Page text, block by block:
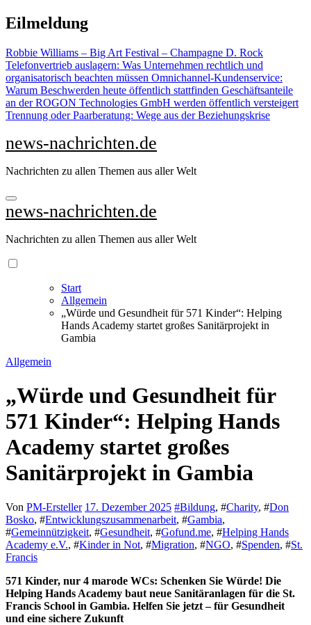
Zu
Inhalten
Eilmeldung
Robbie Williams – Big Art Festival – Champagne D. Rock
Telefonvertrieb auslagern: Was Unternehmen rechtlich und
organisatorisch beachten müssen Omnichannel-Kundenservice:
Warum Beschwerden heute öffentlich stattfinden Geschäftsanteile
an der ROGON Technologies GmbH werden öffentlich versteigert
Trennung oder Paarberatung: Wege aus der Beziehungskrise
news-nachrichten.de
Nachrichten zu allen Themen aus aller Welt
news-nachrichten.de
Nachrichten zu allen Themen aus aller Welt
Start
Allgemein
„Würde und Gesundheit für 571 Kinder“: Helping
Hands Academy startet großes Sanitärprojekt in
Gambia
Allgemein
„Würde und Gesundheit für
571 Kinder“: Helping Hands
Academy startet großes
Sanitärprojekt in Gambia
Von PM-Ersteller 17. Dezember 2025 #Bildung, #Charity, #Don
Bosko, #Entwicklungszusammenarbeit, #Gambia,
#Gemeinnützigkeit, #Gesundheit, #Gofund.me, #Helping Hands
Academy e.V., #Kinder in Not, #Migration, #NGO, #Spenden, #St.
Francis
571 Kinder, nur 4 marode WCs: Schenken Sie Würde! Die
Helping Hands Academy baut neue Sanitäranlagen für die St.
Francis School in Gambia. Helfen Sie jetzt – für Gesundheit
und eine sichere Zukunft